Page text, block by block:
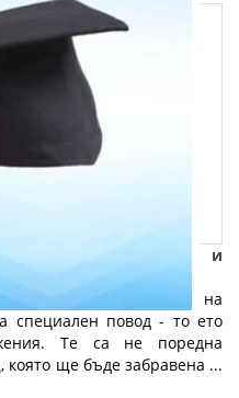
за тийнейджъри и
какво да подарите на
специален повод - то ето
Те са не поредна
ще бъде забравена ...